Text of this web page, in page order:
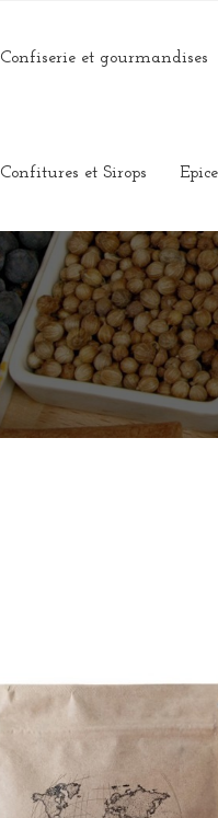
Confiserie et gourmandises
Confitures et Sirops